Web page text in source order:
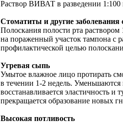
Раствор ВИВАТ в разведении
Стоматиты и другие заболевания
Полоскания полости рта
на пораженный участок тампона
профилактической целью
Угревая сыпь
Умытое влажное лицо протирать
в течении 1-2 недель.
восстанавливается эластичность и
прекращается образование новых
Высокая потливость